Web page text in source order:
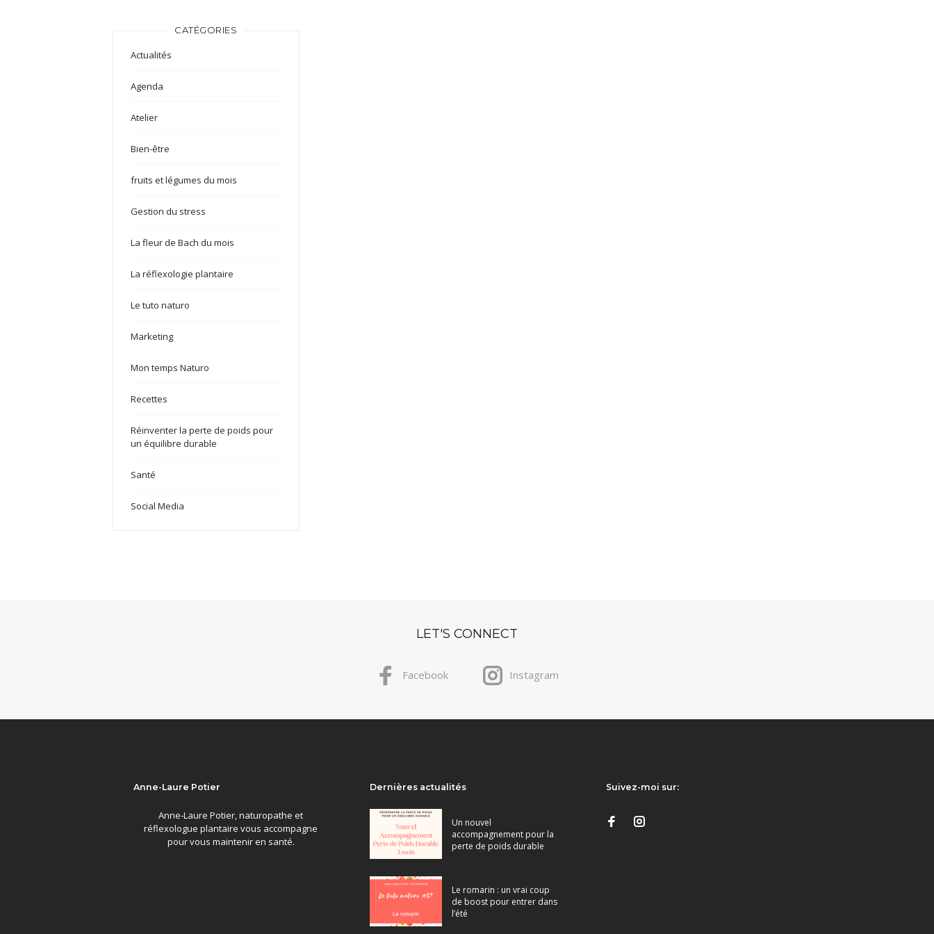
CATÉGORIES
Actualités
Agenda
Atelier
Bien-être
fruits et légumes du mois
Gestion du stress
La fleur de Bach du mois
La réflexologie plantaire
Le tuto naturo
Marketing
Mon temps Naturo
Recettes
Réinventer la perte de poids pour
un équilibre durable
Santé
Social Media
LET'S CONNECT
Facebook Instagram
Anne-Laure Potier
Anne-Laure Potier, naturopathe et
réflexologue plantaire vous accompagne
pour vous maintenir en santé.
Dernières actualités
Un nouvel
accompagnement pour la
perte de poids durable
Le romarin : un vrai coup
de boost pour entrer dans
l’été
Suivez-moi sur: